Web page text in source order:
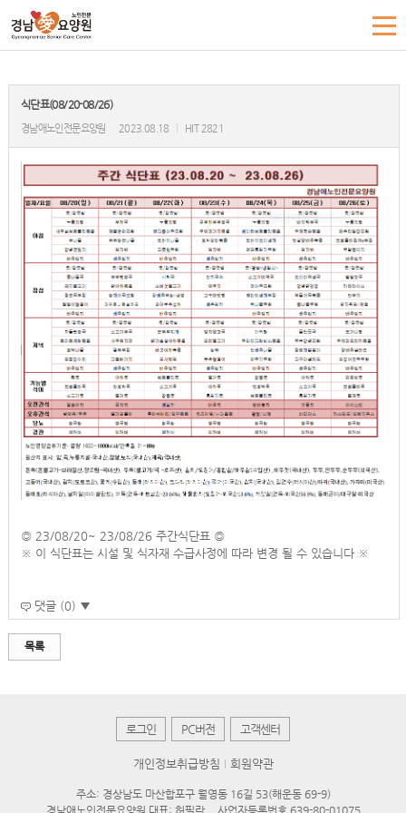
식단표(08/20-08/26)
경남애노인전문요양원 2023.08.18 HIT 2821
◎ 23/08/20~ 23/08/26 주간식단표 ◎
※ 이 식단표는 시설 및 식자재 수급사정에 따라 변경 될 수 있습니다 ※
댓글 (0) ▼
목록
로그인 PC버전 고객센터
개인정보취급방침 회원약관
주소: 경상남도 마산합포구 월영동 16길 53(해운동 69-9)